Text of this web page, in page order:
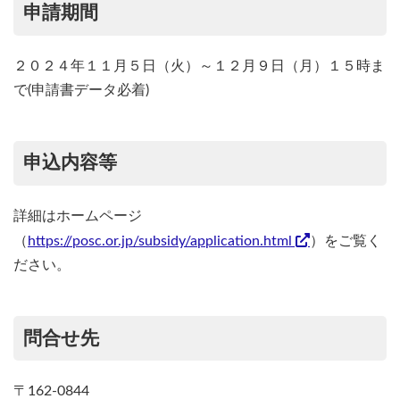
申請期間
２０２４年１１月５日（火）～１２月９日（月）１５時ま
で(申請書データ必着)
申込内容等
詳細はホームページ
（ https://posc.or.jp/subsidy/application.html
）をご覧く
ださい。
問合せ先
〒162-0844